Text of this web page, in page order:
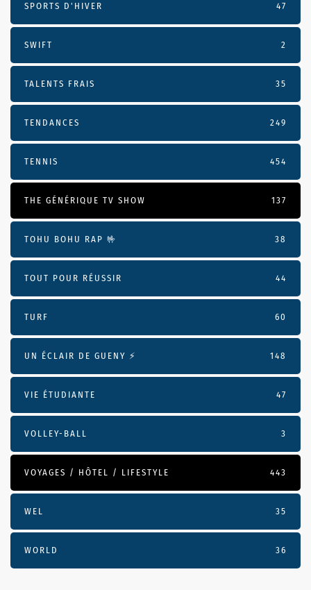
SPORTS D'HIVER 47
SWIFT 2
TALENTS FRAIS 35
TENDANCES 249
TENNIS 454
THE GÉNÉRIQUE TV SHOW 137
TOHU BOHU RAP 🤟 38
TOUT POUR RÉUSSIR 44
TURF 60
UN ÉCLAIR DE GUENY ⚡️ 148
VIE ÉTUDIANTE 47
VOLLEY-BALL 3
VOYAGES / HÔTEL / LIFESTYLE 443
WEL 35
WORLD 36